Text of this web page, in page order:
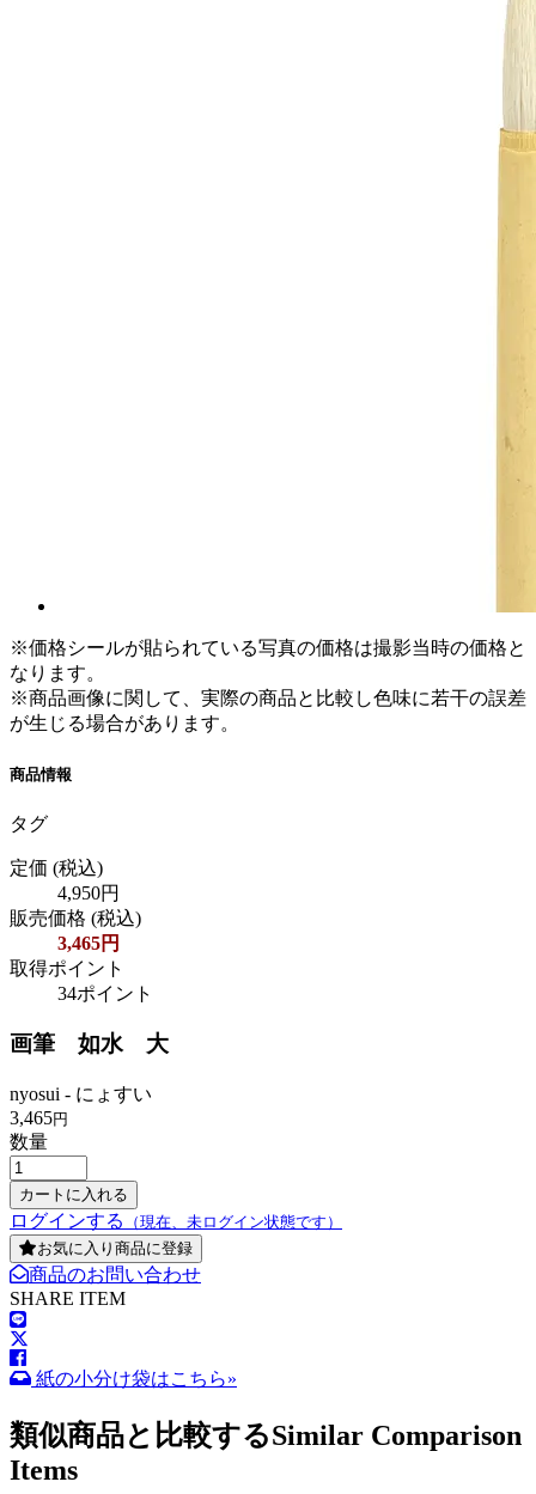
※価格シールが貼られている写真の価格は撮影当時の価格と
なります。
※商品画像に関して、実際の商品と比較し色味に若干の誤差
が生じる場合があります。
商品情報
タグ
定価 (税込)
4,950円
販売価格 (税込)
3,465円
取得ポイント
34ポイント
画筆 如水 大
nyosui - にょすい
3,465円
数量
ログインする
（現在、未ログイン状態です）
お気に入り商品に登録
商品のお問い合わせ
SHARE ITEM
紙の小分け袋はこちら»
類似商品と比較するSimilar Comparison
Items